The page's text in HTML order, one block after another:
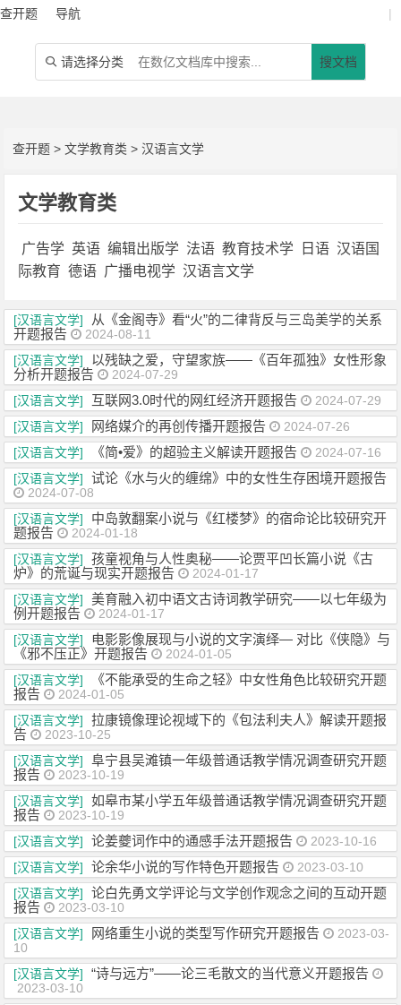
查开题 导航 |
 请选择分类 搜文档
查开题 >文学教育类 >汉语言文学
文学教育类
广告学 英语 编辑出版学 法语 教育技术学 日语 汉语国
际教育 德语 广播电视学 汉语言文学
[汉语言文学]
从《金阁寺》看“火”的二律背反与三岛美学的关系
开题报告
2024-08-11
[汉语言文学]
以残缺之爱，守望家族——《百年孤独》女性形象
分析开题报告
2024-07-29
[汉语言文学]
互联网3.0时代的网红经济开题报告
2024-07-29
[汉语言文学]
网络媒介的再创传播开题报告
2024-07-26
[汉语言文学]
《简•爱》的超验主义解读开题报告
2024-07-16
[汉语言文学]
试论《水与火的缠绵》中的女性生存困境开题报告
2024-07-08
[汉语言文学]
中岛敦翻案小说与《红楼梦》的宿命论比较研究开
题报告
2024-01-18
[汉语言文学]
孩童视角与人性奥秘——论贾平凹长篇小说《古
炉》的荒诞与现实开题报告
2024-01-17
[汉语言文学]
美育融入初中语文古诗词教学研究——以七年级为
例开题报告
2024-01-17
[汉语言文学]
电影影像展现与小说的文字演绎— 对比《侠隐》与
《邪不压正》开题报告
2024-01-05
[汉语言文学]
《不能承受的生命之轻》中女性角色比较研究开题
报告
2024-01-05
[汉语言文学]
拉康镜像理论视域下的《包法利夫人》解读开题报
告
2023-10-25
[汉语言文学]
阜宁县吴滩镇一年级普通话教学情况调查研究开题
报告
2023-10-19
[汉语言文学]
如皋市某小学五年级普通话教学情况调查研究开题
报告
2023-10-19
[汉语言文学]
论姜夔词作中的通感手法开题报告
2023-10-16
[汉语言文学]
论余华小说的写作特色开题报告
2023-03-10
[汉语言文学]
论白先勇文学评论与文学创作观念之间的互动开题
报告
2023-03-10
[汉语言文学]
网络重生小说的类型写作研究开题报告
2023-03-
10
[汉语言文学]
“诗与远方”——论三毛散文的当代意义开题报告
2023-03-10